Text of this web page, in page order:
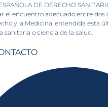
DE DERECHO
el encuentro adecuado entre dos
y la Medicina, entendida esta
sanitaria o ciencia de la salud.